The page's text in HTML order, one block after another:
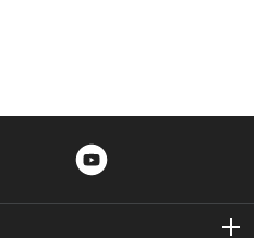
Twitter